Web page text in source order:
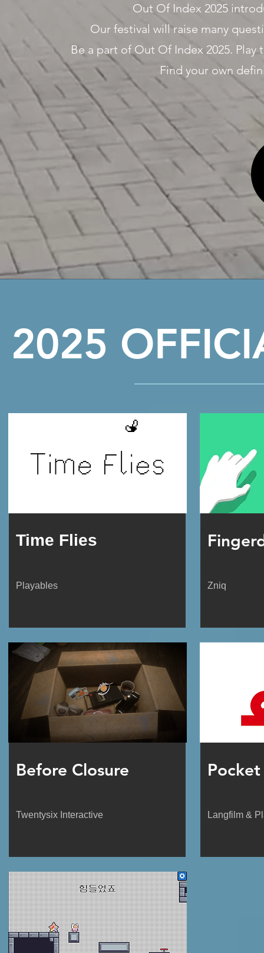
Out Of Index 2025
Our festival will raise many
Be a part of Out Of Index 2025.
Find your own
2025
Time Flies
Playables
Before Closure
Twentysix Interactive
Zniq
Pocket
Langfilm &